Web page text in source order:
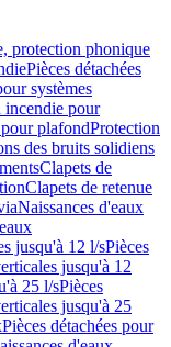
protection phonique
Pièces détachées
systèmes
incendie pour
plafondProtection
des bruits solidiens
Clapets de
Clapets de retenue
Naissances d'eaux
jusqu'à 12 l/sPièces
jusqu'à 12
25 l/sPièces
jusqu'à 25
Pièces détachées pour